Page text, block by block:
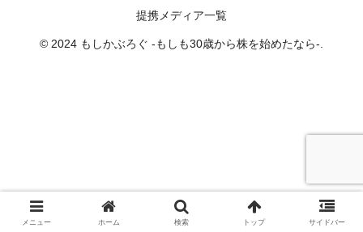
提携メディア一覧
© 2024 もしかぶろぐ -もしも30歳から株を始めたなら-.
メニュー ホーム 検索 トップ サイドバー